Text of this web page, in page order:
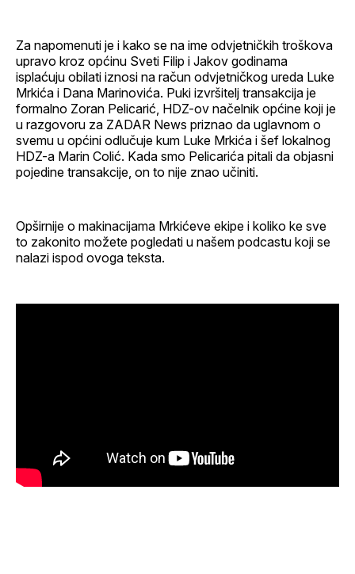
Za napomenuti je i kako se na ime odvjetničkih troškova
upravo kroz općinu Sveti Filip i Jakov godinama
isplaćuju obilati iznosi na račun odvjetničkog ureda Luke
Mrkića i Dana Marinovića. Puki izvršitelj transakcija je
formalno Zoran Pelicarić, HDZ-ov načelnik općine koji je
u razgovoru za ZADAR News priznao da uglavnom o
svemu u općini odlučuje kum Luke Mrkića i šef lokalnog
HDZ-a Marin Colić. Kada smo Pelicarića pitali da objasni
pojedine transakcije, on to nije znao učiniti.
Opširnije o makinacijama Mrkićeve ekipe i koliko ke sve
to zakonito možete pogledati u našem podcastu koji se
nalazi ispod ovoga teksta.